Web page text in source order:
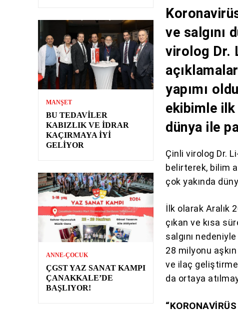
MANŞET
BU TEDAVILER
KABIZLIK VE İDRAR
KAÇIRMAYA İYI
GELIYOR
ANNE-ÇOCUK
ÇGST YAZ SANAT KAMPI
ÇANAKKALE’DE
BAŞLIYOR!
ve salgını
virolog Dr.
yapımı
ekibimle ilk
dünya ile
Çinli virolog Dr.
belirterek, bilim
çok yakında
İlk olarak Aralık
çıkan ve kısa
salgını
28 milyonu
ve ilaç
da ortaya